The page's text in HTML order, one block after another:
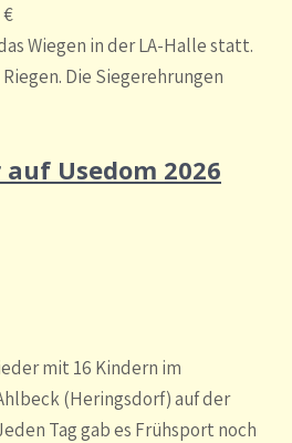
Wiegen in der LA-Halle statt.
Die Siegerehrungen
Usedom 2026
mit 16 Kindern im
(Heringsdorf) auf der
Tag gab es Frühsport noch